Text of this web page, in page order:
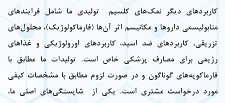
کاربردهای دیگر نمک‌های کلسیم تولیدی ما شامل فرایندهای
متابولیسمی داروها و مکانیسم اثر آن‌ها (فارماکولوژیک)، محلول‌های
تزریقی، کاربردهای ضد اسید، کاربردهای اورولوژیکی و غذاهای
رژیمی برای مصارف پزشکی خاص است. تولیدات ما مطابق با
فارماکوپه‌های گوناگون و در صورت لزوم مطابق با مشخصات کیفی
مورد درخواست مشتری است. یکی از شایستگی‌های اصلی ما،